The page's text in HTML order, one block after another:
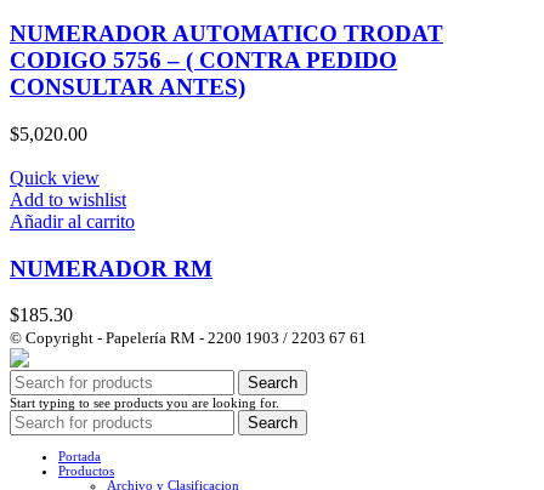
NUMERADOR AUTOMATICO TRODAT
CODIGO 5756 – ( CONTRA PEDIDO
CONSULTAR ANTES)
$5,020.00
Quick view
Add to wishlist
Añadir al carrito
NUMERADOR RM
$185.30
© Copyright - Papelería RM - 2200 1903 / 2203 67 61
Search
Start typing to see products you are looking for.
Search
Portada
Productos
Archivo y Clasificacion